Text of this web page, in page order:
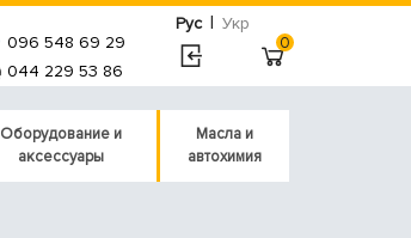
Рус | Укр
096 548 69 29
044 229 53 86
0
Оборудование и
аксессуары
Масла и
автохимия